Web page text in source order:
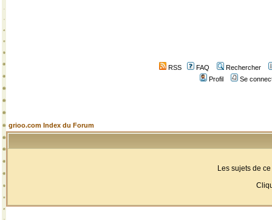
RSS FAQ
Rechercher
Profil
Se
grioo.com Index du Forum
Les sujets de